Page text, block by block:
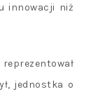
innowacji niż
jednostka o